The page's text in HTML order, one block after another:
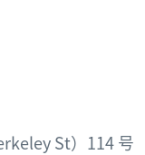
St）114 号